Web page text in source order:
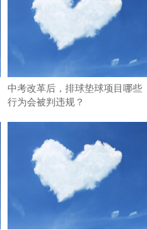
中考改革后，排球垫球项目哪些
行为会被判违规？